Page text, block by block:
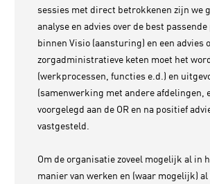
sessies met direct betrokkenen zijn we
analyse en advies over de best
binnen Visio (aansturing) en een advies
zorgadministratieve keten moet het
(werkprocessen, functies e.d.) en
(samenwerking met andere afdelingen,
voorgelegd aan de OR en na positief
vastgesteld.
Om de organisatie zoveel mogelijk al in
manier van werken en (waar mogelijk)